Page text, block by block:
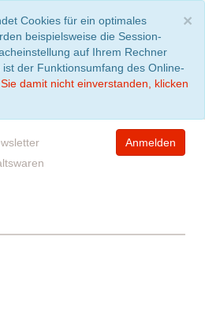
×
Cookies für ein optimales
beispielsweise die Session-
auf Ihrem Rechner
der Funktionsumfang des Online-
damit nicht einverstanden, klicken
Anmelden